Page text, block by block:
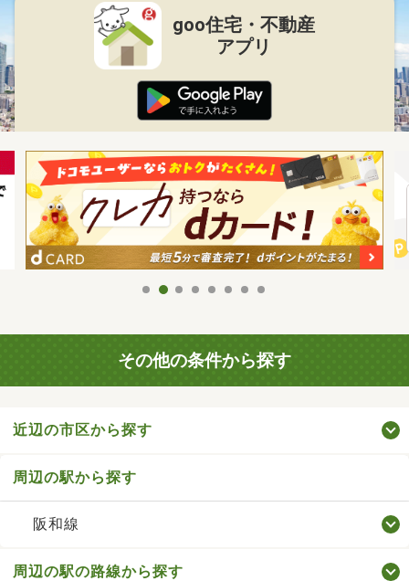
goo住宅・不動産
アプリ
その他の条件から探す
近辺の市区から探す
周辺の駅から探す
阪和線
周辺の駅の路線から探す